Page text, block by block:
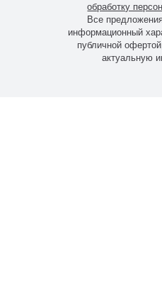
Все
информационный
публичной
актуальную
обработку